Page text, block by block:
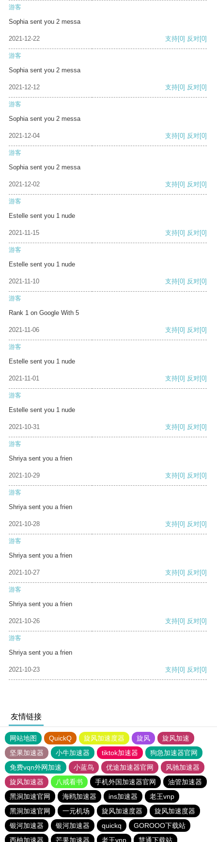
游客
Sophia sent you 2 messa
2021-12-22 支持[0] 反对[0]
游客
Sophia sent you 2 messa
2021-12-12 支持[0] 反对[0]
游客
Sophia sent you 2 messa
2021-12-04 支持[0] 反对[0]
游客
Sophia sent you 2 messa
2021-12-02 支持[0] 反对[0]
游客
Estelle sent you 1 nude
2021-11-15 支持[0] 反对[0]
游客
Estelle sent you 1 nude
2021-11-10 支持[0] 反对[0]
游客
Rank 1 on Google With 5
2021-11-06 支持[0] 反对[0]
游客
Estelle sent you 1 nude
2021-11-01 支持[0] 反对[0]
游客
Estelle sent you 1 nude
2021-10-31 支持[0] 反对[0]
游客
Shriya sent you a frien
2021-10-29 支持[0] 反对[0]
游客
Shriya sent you a frien
2021-10-28 支持[0] 反对[0]
游客
Shriya sent you a frien
2021-10-27 支持[0] 反对[0]
游客
Shriya sent you a frien
2021-10-26 支持[0] 反对[0]
游客
Shriya sent you a frien
2021-10-23 支持[0] 反对[0]
友情链接
网站地图 QuickQ 旋风加速度器 旋风
旋风加速
坚果加速器
小牛加速器 tiktok加速器
狗急加速器官网
免费vqn外网加速
小蓝鸟 优途加速器官网
风驰加速器
旋风加速器
八戒看书 手机外国加速器官网
油管加速器
黑洞加速官网
海鸥加速器 ins加速器
老王vnp
黑洞加速官网
一元机场 旋风加速度器
旋风加速度器
银河加速器
银河加速器 quickq
GOROOO下载站
西柚加速器
芒果加速器 老王vnp 慧通下载站